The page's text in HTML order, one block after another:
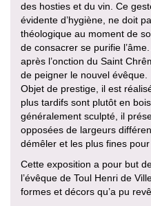
des hosties et du vin. Ce
évidente d’hygiène, ne doit
théologique au moment de
de consacrer se purifie
après l’onction du Saint
de peigner le nouvel évêque.
Objet de prestige, il est
plus tardifs sont plutôt en
généralement sculpté, il
opposées de largeurs
démêler et les plus fines pour
Cette exposition a pour but
l’évêque de Toul Henri de
formes et décors qu’a pu